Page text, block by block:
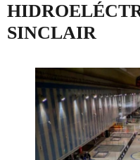
SINCLAIR